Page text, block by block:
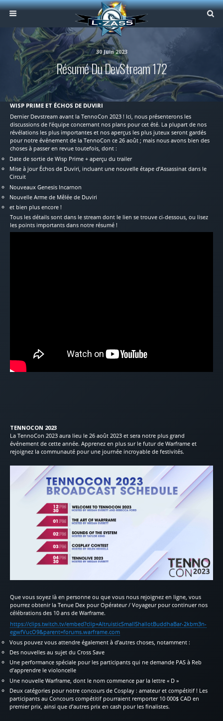
30 Juin 2023
Résumé Du DevStream 172
WISP PRIME ET ÉCHOS DE DUVIRI
Dernier Devstream avant la TennoCon 2023 ! Ici, nous présenterons les
discussions de l’équipe concernant nos plans pour cet été. La plupart de nos
révélations les plus importantes et nos aperçus les plus juteux seront gardés
pour notre événement de la TennoCon ce 26 août ; mais nous avons bien des
choses à passer en revue toutefois, dont :
Date de sortie de Wisp Prime + aperçu du trailer
Mise à jour Échos de Duviri, incluant une nouvelle étape d’Assassinat dans le
Circuit
Nouveaux Genesis Incarnon
Nouvelle Arme de Mêlée de Duviri
et bien plus encore !
Tous les détails sont dans le stream dont le lien se trouve ci-dessous, ou lisez
les points importants dans notre résumé !
TENNOCON 2023
La TennoCon 2023 aura lieu le 26 août 2023 et sera notre plus grand
événement de cette année. Apprenez en plus sur le futur de Warframe et
rejoignez la communauté pour une journée incroyable de festivités.
Que vous soyez là en personne ou que vous nous rejoignez en ligne, vous
pourrez obtenir la Tenue Dex pour Opérateur / Voyageur pour continuer nos
célébrations des 10 ans de Warframe.
https://clips.twitch.tv/embed?clip=AltruisticSmallShallotBuddhaBar-2kbm3n-
egwfVucO9&parent=forums.warframe.com
Vous pouvez vous attendre également à d’autres choses, notamment :
Des nouvelles au sujet du Cross Save
Une performance spéciale pour les participants qui ne demande PAS à Reb
d’apprendre le violoncelle
Une nouvelle Warframe, dont le nom commence par la lettre « D »
Deux catégories pour notre concours de Cosplay : amateur et compétitif ! Les
participants au Concours compétitif pourraient remporter 10 000$ CAD en
premier prix, ainsi que d’autres prix en cash pour les finalistes.